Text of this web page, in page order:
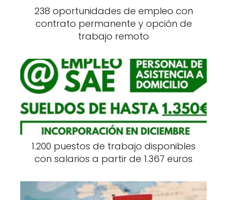
238 oportunidades de empleo con
contrato permanente y opción de
trabajo remoto
1.200 puestos de trabajo disponibles
con salarios a partir de 1.367 euros